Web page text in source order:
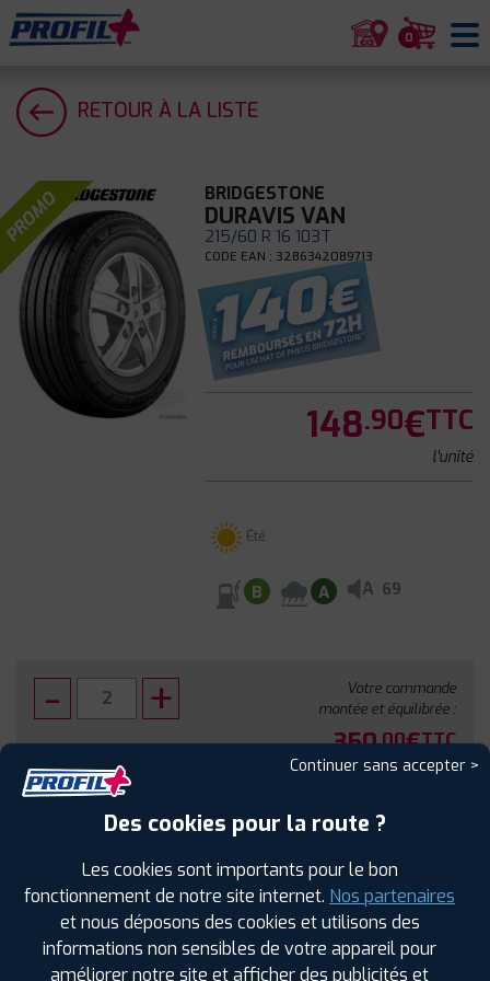
0
RETOUR À LA LISTE
PROMO BRIDGESTONE
DURAVIS VAN
215/60 R 16 103T
CODE EAN : 3286342089713
148.90€TTC
l'unité
Été
B A A 69
Votre commande
montée et équilibrée :
350.00€TTC
Continuer sans accepter >
Des cookies pour la route ?
Les cookies sont importants pour le bon
fonctionnement de notre site internet. Nos partenaires
et nous déposons des cookies et utilisons des
informations non sensibles de votre appareil pour
améliorer notre site et afficher des publicités et